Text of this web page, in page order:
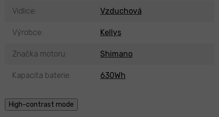
Vidlice: Vzduchová
Výrobce: Kellys
Značka motoru: Shimano
Kapacita baterie: 630Wh
High-contrast mode